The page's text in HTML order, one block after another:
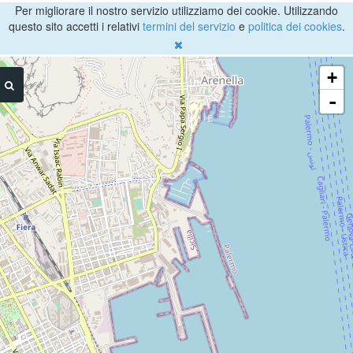
Per migliorare il nostro servizio utilizziamo dei cookie. Utilizzando
questo sito accetti i relativi termini del servizio e politica dei cookies.
+
-